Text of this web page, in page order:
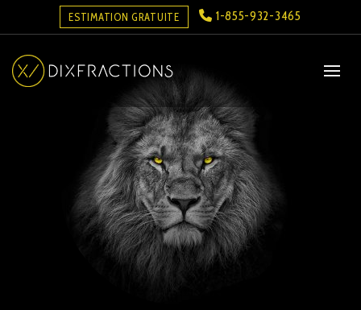
ESTIMATION GRATUITE 1-855-932-3465